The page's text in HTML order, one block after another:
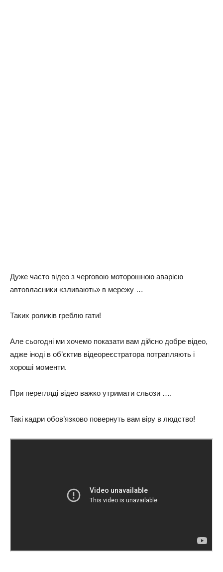
Дуже часто відео з черговою моторошною аварією
автовласники «зливають» в мережу …
Таких роликів греблю гати!
Але сьогодні ми хочемо показати вам дійсно добре відео,
адже іноді в об’єктив відеореєстратора потрапляють і
хороші моменти.
При перегляді відео важко утримати сльози ….
Такі кадри обов’язково повернуть вам віру в людство!